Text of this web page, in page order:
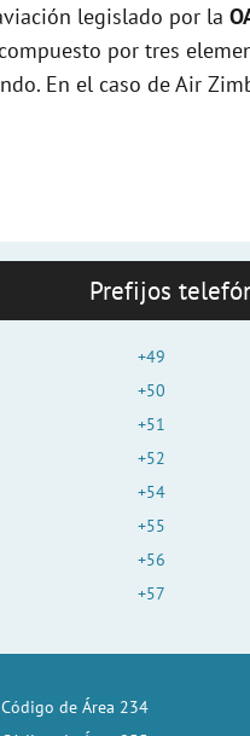
legislado por la
por tres
En el caso de Air
Prefijos
+49
+50
+51
+52
+54
+55
+56
+57
Código de Área 234